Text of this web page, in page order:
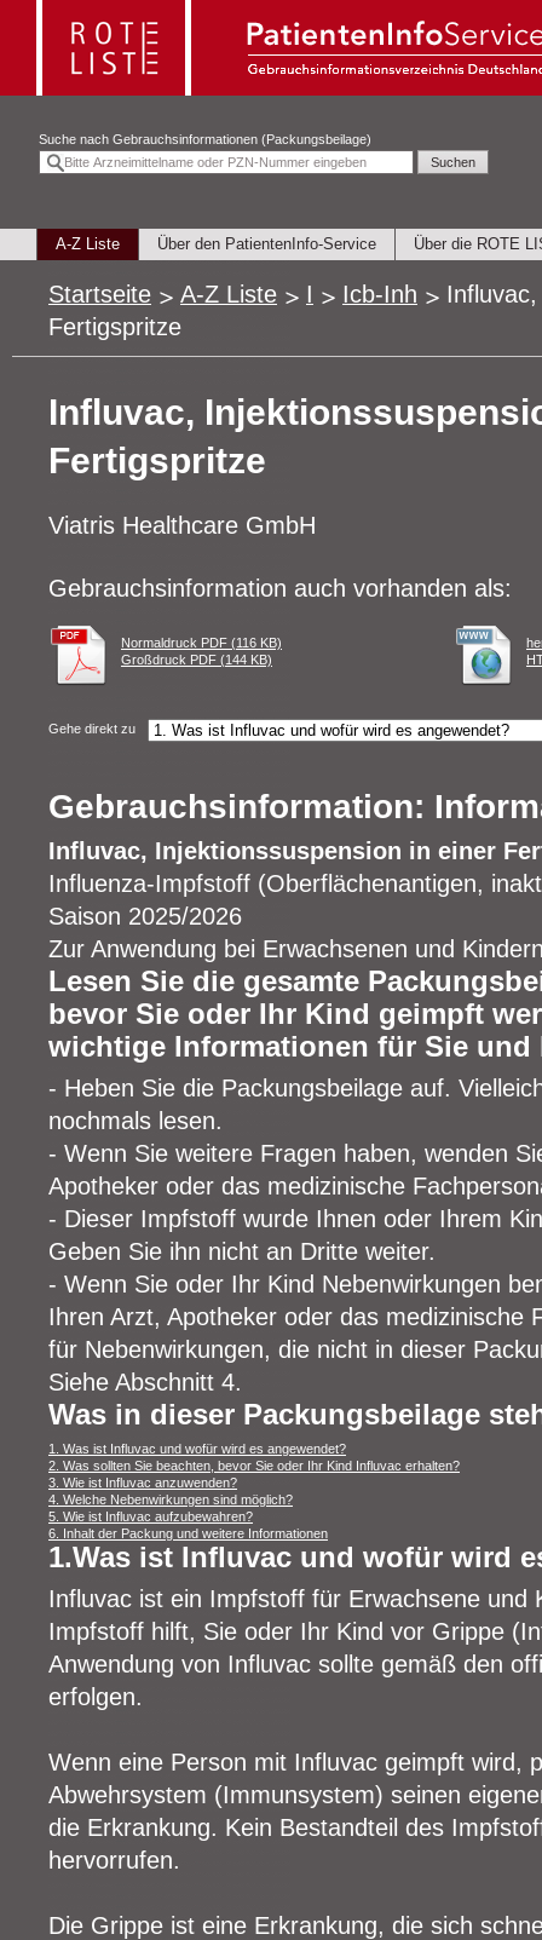
Suche nach Gebrauchsinformationen (Packungsbeilage)
A-Z Liste Über den PatientenInfo-Service Über die ROTE
Startseite A-Z Liste I Icb-Inh
Fertigspritze
Influvac,
Fertigspritze
Viatris Healthcare GmbH
Gebrauchsinformation auch vorhanden als:
Normaldruck PDF (116 KB)
Großdruck PDF (144 KB)
Gehe direkt zu
Gebrauchsinformation:
Influvac, Injektionssuspension in einer
Influenza-Impfstoff (Oberflächenantigen,
Saison 2025/2026
Zur Anwendung bei Erwachsenen und
Lesen Sie die gesamte
bevor Sie oder Ihr Kind geimpft
wichtige Informationen für Sie und
- Heben Sie die Packungsbeilage auf.
nochmals lesen.
- Wenn Sie weitere Fragen haben, wenden
Apotheker oder das medizinische
- Dieser Impfstoff wurde Ihnen oder Ihrem
Geben Sie ihn nicht an Dritte weiter.
- Wenn Sie oder Ihr Kind Nebenwirkungen
Ihren Arzt, Apotheker oder das medizinische
für Nebenwirkungen, die nicht in dieser
Siehe Abschnitt 4.
Was in dieser Packungsbeilage
1. Was ist Influvac und wofür wird es angewendet?
2. Was sollten Sie beachten, bevor Sie oder Ihr Kind Influvac erhalten?
3. Wie ist Influvac anzuwenden?
4. Welche Nebenwirkungen sind möglich?
5. Wie ist Influvac aufzubewahren?
6. Inhalt der Packung und weitere Informationen
1.Was ist Influvac und wofür wird
Influvac ist ein Impfstoff für Erwachsene und
Impfstoff hilft, Sie oder Ihr Kind vor Grippe
Anwendung von Influvac sollte gemäß den
erfolgen.
Wenn eine Person mit Influvac geimpft wird,
Abwehrsystem (Immunsystem) seinen
die Erkrankung. Kein Bestandteil des
hervorrufen.
Die Grippe ist eine Erkrankung, die sich